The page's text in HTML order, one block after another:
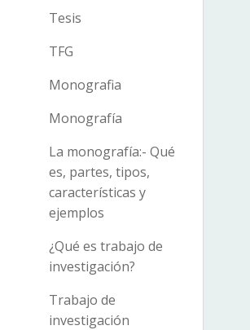
Tesis
TFG
Monografia
Monografía
La monografía:- Qué
es, partes, tipos,
características y
ejemplos
¿Qué es trabajo de
investigación?
Trabajo de
investigación